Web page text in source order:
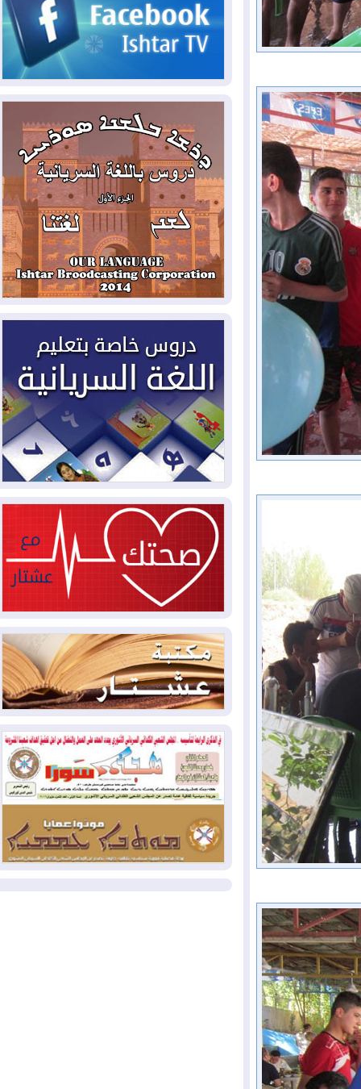
2026-08-05
حرائق فرنسا.. توقيف 402
شخص بينهم 156 قاصرا منذ بداية موسم
الحرائق
2026-08-04سومو: إنتاج النفط في إقليم
كوردستان انخفض إلى أقل من 10%
2026-08-04ملفات حقبة الكاظمي تعود إلى
الواجهة.. أنباء عن مراجعات قضائية
وتحقيقات أوسع في قضايا فساد
2026-08-04بيترو يشكو تزوير الانتخابات
الرئاسية ويحذر من "حرب أهلية" في
كولومبيا
2026-08-03رئيس إقليم كوردستان في
2026-08-03العراق يؤكد مجدداً التزامه
بمنع الهجمات على الدول المجاورة
2026-08-03العجز والاقتراض يطوقان
المالية العراقية.. اقتراض يتجاوز 3 تريليونات
دينار!
2026-08-03كوبا تغرق في الظلام مجددا
2026-08-03
أوامر بإجلاء 60 ألف شخص
بسبب الحرائق في ولاية واشنطن
2026-08-02
مشروع "حسابي" يُمهل
الموظفين حتى نهاية أغسطس لاستلام
بطاقاتهم المصرفية
2026-08-02دمشق وعمّان تحذران بغداد:
أي هجوم من أراضي العراق سيواجه برد
2026-08-02ترامب: الولايات المتحدة
وإسرائيل تعلقان شن ضربات على إيران
2026-08-01
تقرير: الولايات المتحدة تسحب
منظومة باتريوت الدفاعية من أربيل
2026-08-01
النفط: اتفاقية ثلاثية لاستئناف
التصدير عبر جيهان بطاقة 750 ألف برميل
يومياً